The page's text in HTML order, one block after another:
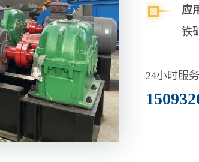
应
铁
24小时服